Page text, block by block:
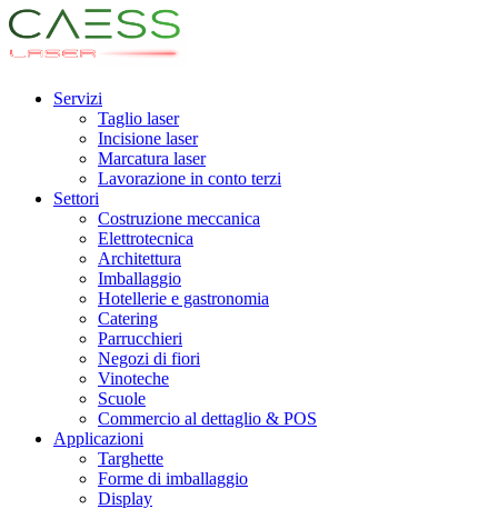
Servizi
Taglio laser
Incisione laser
Marcatura laser
Lavorazione in conto terzi
Settori
Costruzione meccanica
Elettrotecnica
Architettura
Imballaggio
Hotellerie e gastronomia
Catering
Parrucchieri
Negozi di fiori
Vinoteche
Scuole
Commercio al dettaglio & POS
Applicazioni
Targhette
Forme di imballaggio
Display